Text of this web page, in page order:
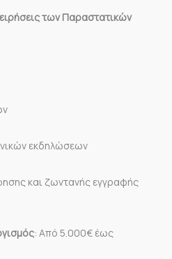
των Παραστατικών
εκδηλώσεων
και ζωντανής εγγραφής
: Από 5.000€ έως